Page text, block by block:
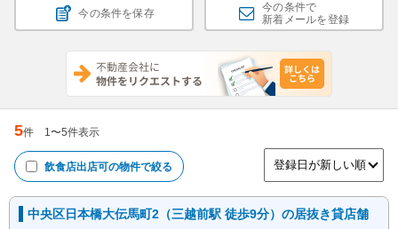
今の条件を保存
今の条件で
新着メールを登録
5件 1〜5件表示
飲食店出店可の物件で絞る
中央区日本橋大伝馬町2（三越前駅 徒歩9分）の居抜き貸店舗